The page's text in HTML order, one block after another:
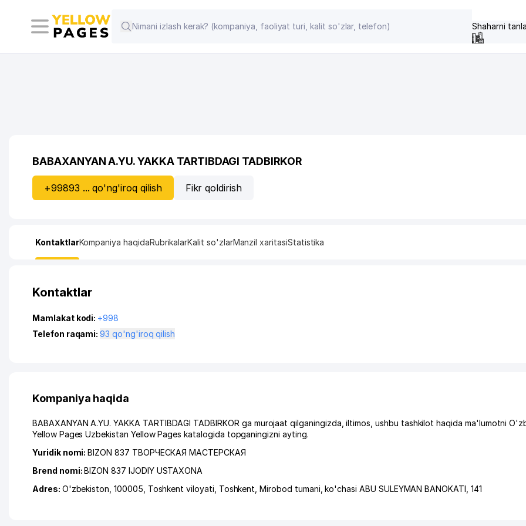
Shaharni
BABAXANYAN A.YU. YAKKA TARTIBDAGI TADBIRKOR
+99893 ... qo'ng'iroq qilish Fikr qoldirish
KontaktlarKompaniya haqidaRubrikalarKalit so'zlarManzil xaritasiStatistika
Kontaktlar
Mamlakat kodi: +998
Telefon raqami:
93 qo'ng'iroq qilish
Kompaniya haqida
BABAXANYAN A.YU. YAKKA TARTIBDAGI TADBIRKOR ga murojaat qilganingizda, iltimos, ushbu tashkilot haqida ma'lumotni
Yellow Pages Uzbekistan Yellow Pages katalogida topganingizni ayting.
Yuridik nomi:BIZON 837 ТВОРЧЕСКАЯ МАСТЕРСКАЯ
Brend nomi:BIZON 837 IJODIY USTAXONA
Adres: O'zbekiston, 100005, Toshkent viloyati Toshkent ,Mirobod tumani ,ko'chasi ABU SULEYMAN BANOKATI , 141